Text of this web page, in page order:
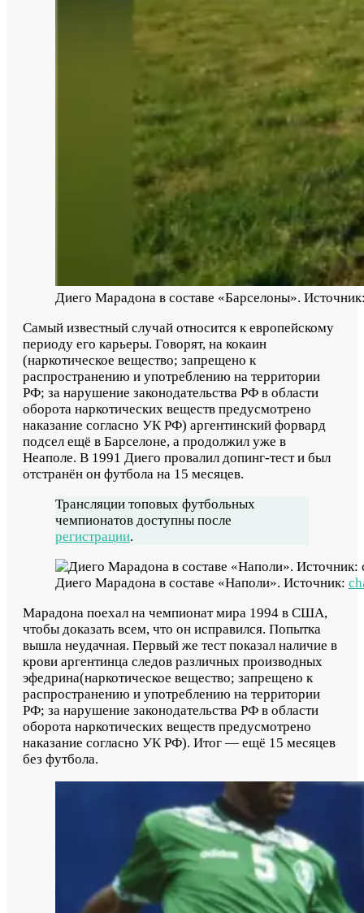
Диего Марадона в составе «Барселоны».
Самый известный случай относится к европейскому
периоду его карьеры. Говорят, на кокаин
(наркотическое вещество; запрещено к
распространению и употреблению на территории
РФ; за нарушение законодательства РФ в области
оборота наркотических веществ предусмотрено
наказание согласно УК РФ) аргентинский форвард
подсел ещё в Барселоне, а продолжил уже в
Неаполе. В 1991 Диего провалил допинг-тест и был
отстранён он футбола на 15 месяцев.
Трансляции топовых футбольных
чемпионатов доступны после
регистрации.
Диего Марадона в составе «Наполи». Источник:
Марадона поехал на чемпионат мира 1994 в США,
чтобы доказать всем, что он исправился. Попытка
вышла неудачная. Первый же тест показал наличие в
крови аргентинца следов различных производных
эфедрина(наркотическое вещество; запрещено к
распространению и употреблению на территории
РФ; за нарушение законодательства РФ в области
оборота наркотических веществ предусмотрено
наказание согласно УК РФ). Итог — ещё 15 месяцев
без футбола.